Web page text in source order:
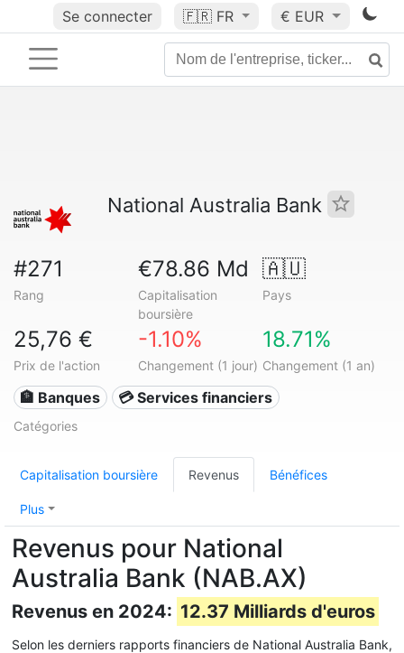
Se connecter 🇫🇷 FR € EUR
National Australia Bank
#271
Rang
€78.86 Md
Capitalisation
boursière
🇦🇺
Pays
25,76 €
Prix de l'action
-1.10%
Changement (1 jour)
18.71%
Changement (1 an)
🏦 Banques 💳 Services financiers
Catégories
Capitalisation boursière Revenus Bénéfices
Plus
Revenus pour National
Australia Bank (NAB.AX)
Revenus en 2024: 12.37 Milliards d'euros
Selon les derniers rapports financiers de National Australia Bank,